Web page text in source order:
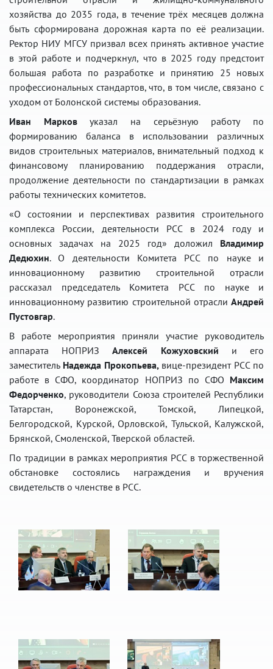
хозяйства до 2035 года, в течение трёх месяцев должна
быть сформирована дорожная карта по её реализации.
Ректор НИУ МГСУ призвал всех принять активное участие
в этой работе и подчеркнул, что в 2025 году предстоит
большая работа по разработке и принятию 25 новых
профессиональных стандартов, что, в том числе, связано с
уходом от Болонской системы образования.
Иван Марковуказал на серьёзную работу по
формированию баланса в использовании различных
видов строительных материалов, внимательный подход к
финансовому планированию поддержания отрасли,
продолжение деятельности по стандартизации в рамках
работы технических комитетов.
«О состоянии и перспективах развития строительного
комплекса России, деятельности РСС в 2024 году и
основных задачах на 2025 год» доложил Владимир
Дедюхин. О деятельности Комитета РСС по науке и
инновационному развитию строительной отрасли
рассказал председатель Комитета РСС по науке и
инновационному развитию строительной отрасли Андрей
Пустовгар.
В работе мероприятия приняли участие руководитель
аппарата НОПРИЗАлексей Кожуховский и его
заместитель Надежда Прокопьева, вице-президент РСС по
работе в СФО, координатор НОПРИЗ по СФО Максим
Федорченко, руководители Союза строителей Республики
Татарстан, Воронежской, Томской, Липецкой,
Белгородской, Курской, Орловской, Тульской, Калужской,
Брянской, Смоленской, Тверской областей.
По традиции в рамках мероприятия РСС в торжественной
обстановке состоялись награждения и вручения
свидетельств о членстве в РСС.